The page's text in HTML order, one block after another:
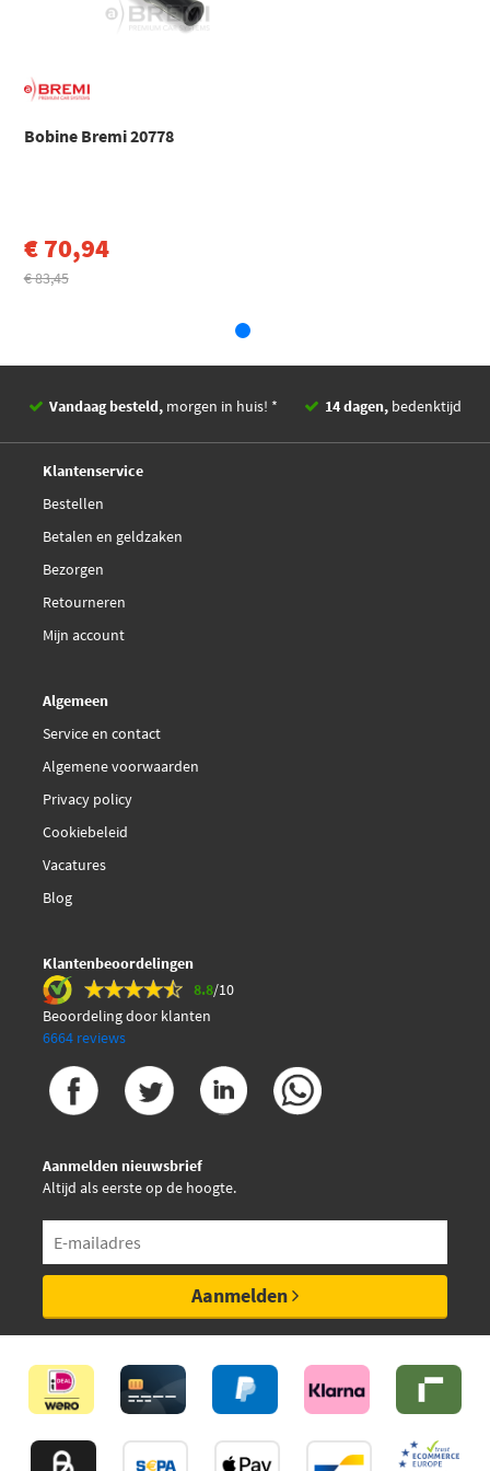
Herth+Buss Jakoparts
NGK 48749
Sidat 85.30577A2
Toon meer
Bobine Bremi 20778
€ 70,94
€ 83,45
Vandaag besteld, morgen in huis! * 14 dagen, bedenktijd
Klantenservice
Bestellen
Betalen en geldzaken
Bezorgen
Retourneren
Mijn account
Algemeen
Service en contact
Algemene voorwaarden
Privacy policy
Cookiebeleid
Vacatures
Blog
Klantenbeoordelingen
8.8/10
Beoordeling door klanten
6664 reviews
Aanmelden nieuwsbrief
Altijd als eerste op de hoogte.
Aanmelden